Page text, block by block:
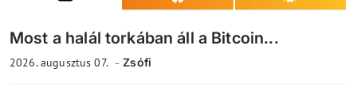
Most a halál torkában áll a Bitcoin...
2026. augusztus 07. Zsófi